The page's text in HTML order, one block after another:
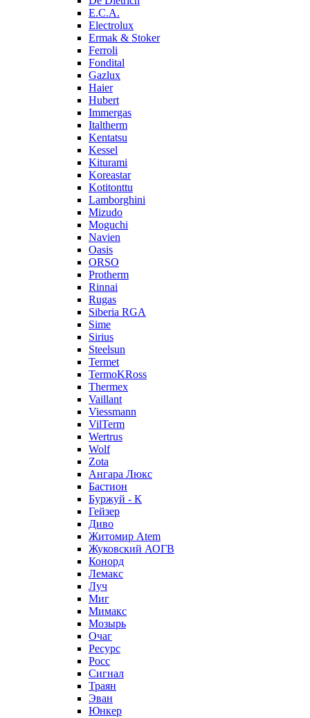
E.C.A.
Electrolux
Ermak & Stoker
Ferroli
Fondital
Gazlux
Haier
Hubert
Immergas
Italtherm
Kentatsu
Kessel
Kiturami
Koreastar
Kotitonttu
Lamborghini
Mizudo
Moguchi
Navien
Oasis
ORSO
Protherm
Rinnai
Rugas
Siberia RGA
Sime
Sirius
Steelsun
Termet
TermoKRoss
Thermex
Vaillant
Viessmann
VilTerm
Wertrus
Wolf
Zota
Ангара Люкс
Бастион
Буржуй - К
Гейзер
Диво
Житомир Аtem
Жуковский АОГВ
Конорд
Лемакс
Луч
Миг
Мимакс
Мозырь
Очаг
Ресурс
Росс
Сигнал
Траян
Эван
Юнкер